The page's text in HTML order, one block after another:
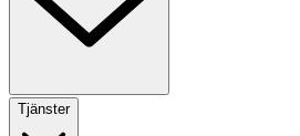
Tjänster